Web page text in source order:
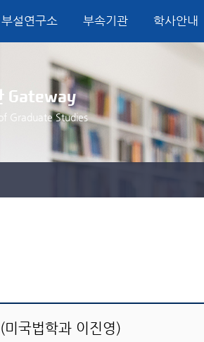
임원현황
이사회 회의록
합격자조회
미국법학과
미국법전공
컴플라이언스&기업윤리전공
부설연구소 부속기관
문헌정보실
학사안내
공통사항
논문코스(논문지도)
논문코스(논문심사)
비논문코스
Gateway
Graduate Studies
국법학과 이진영)